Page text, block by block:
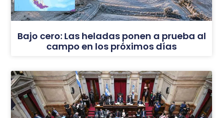
Bajo cero: Las heladas ponen a prueba al
campo en los próximos días